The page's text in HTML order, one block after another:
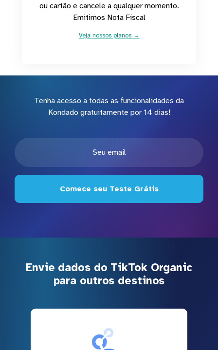
ou cartão e cancele a qualquer momento.
Emitimos Nota Fiscal
Veja nossos planos →
Tenha acesso a todas as funcionalidades da
Kondado gratuitamente por 14 dias!
Comece seu Teste Grátis
Envie dados do TikTok Organic
para outros destinos